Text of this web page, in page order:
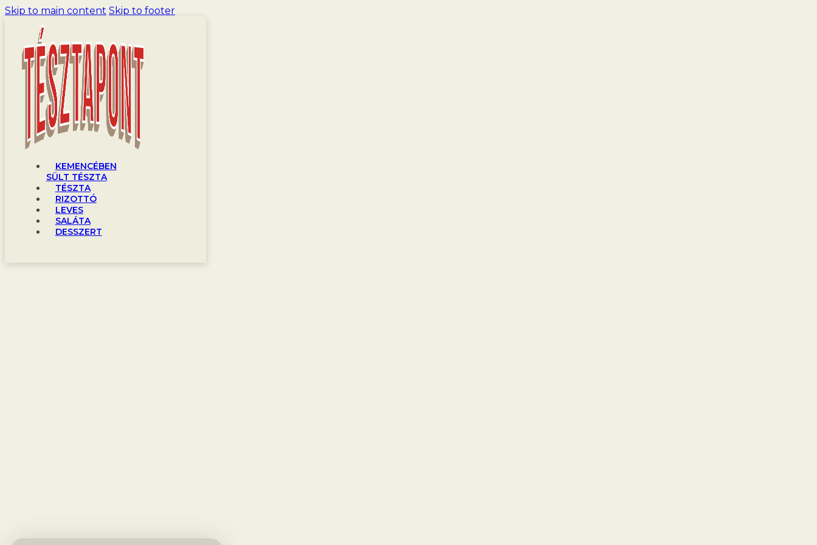
Skip to main content Skip to footer
KEMENCÉBEN
SÜLT TÉSZTA
TÉSZTA
RIZOTTÓ
LEVES
SALÁTA
DESSZERT